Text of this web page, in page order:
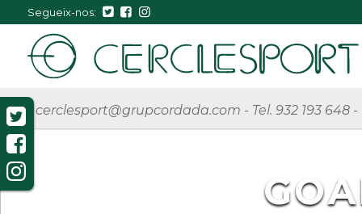
Segueix-nos:
cerclesport@grupcordada.com - Tel. 932 193 648 -